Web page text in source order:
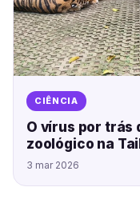
CIÊNCIA
O vírus por trás
zoológico na
3 mar 2026